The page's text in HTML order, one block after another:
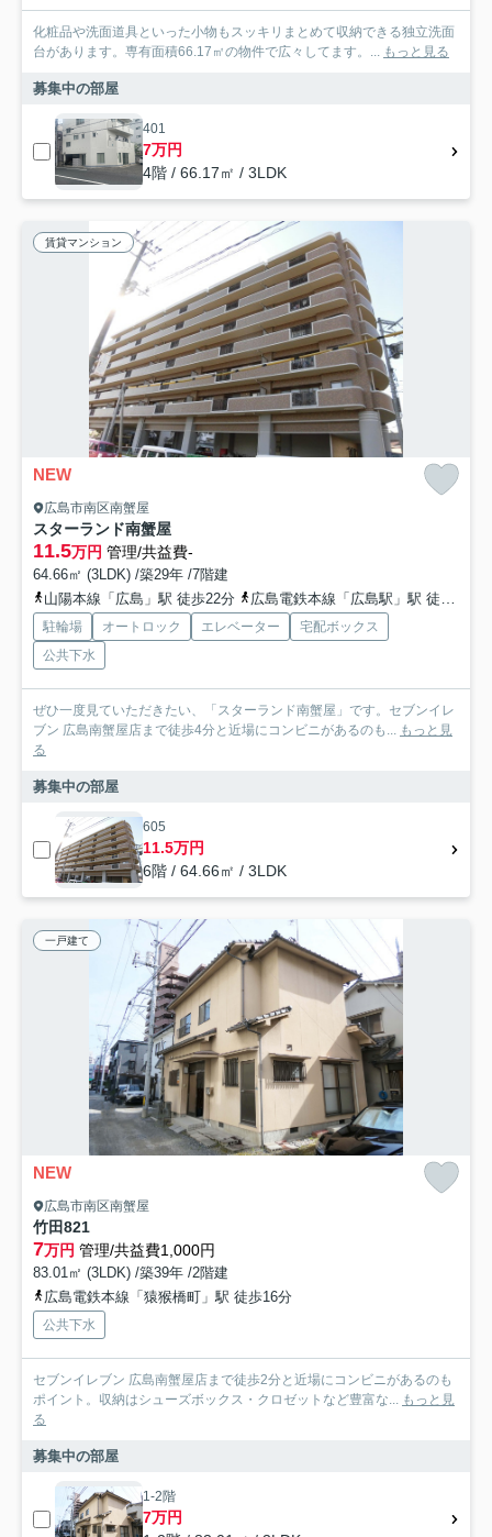
化粧品や洗面道具といった小物もスッキリまとめて収納できる独立洗面
台があります。専有面積66.17㎡の物件で広々してます。... もっと見る
募集中の部屋
401
7万円
4階 / 66.17㎡ / 3LDK
賃貸マンション
NEW
広島市南区南蟹屋
スターランド南蟹屋
11.5万円 管理/共益費-
64.66㎡ (3LDK) /築29年 /7階建
山陽本線「広島」駅 徒歩22分
広島電鉄本線「広島駅」駅 徒歩18分
駐輪場 オートロック エレベーター
宅配ボックス
公共下水
ぜひ一度見ていただきたい、「スターランド南蟹屋」です。セブンイレ
ブン 広島南蟹屋店まで徒歩4分と近場にコンビニがあるのも... もっと見
る
募集中の部屋
605
11.5万円
6階 / 64.66㎡ / 3LDK
一戸建て
NEW
広島市南区南蟹屋
竹田821
7万円 管理/共益費1,000円
83.01㎡ (3LDK) /築39年 /2階建
広島電鉄本線「猿猴橋町」駅 徒歩16分
公共下水
セブンイレブン 広島南蟹屋店まで徒歩2分と近場にコンビニがあるのも
ポイント。収納はシューズボックス・クロゼットなど豊富な... もっと見
る
募集中の部屋
1-2階
7万円